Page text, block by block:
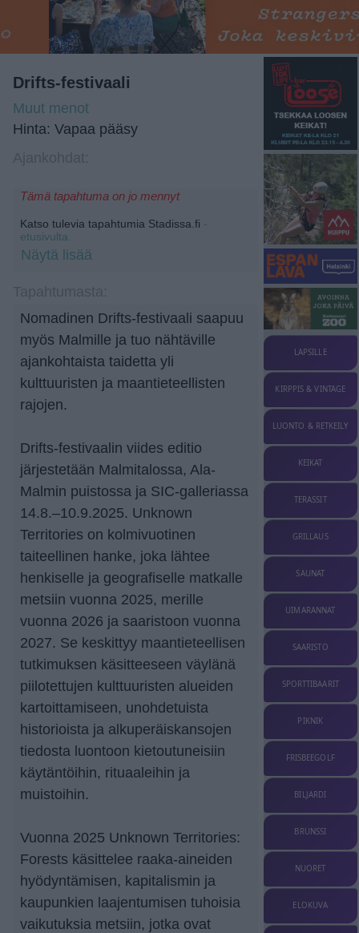
Drifts-festivaali
Muut menot
Hinta: Vapaa pääsy
Tämä tapahtuma on jo mennyt
Katso tulevia tapahtumia Stadissa.fi -
etusivulta.
Näytä lisää
Nomadinen Drifts-festivaali saapuu
myös Malmille ja tuo nähtäville
ajankohtaista taidetta yli
kulttuuristen ja maantieteellisten
rajojen.
Drifts-festivaalin viides editio
järjestetään Malmitalossa, Ala-
Malmin puistossa ja SIC-galleriassa
14.8.–10.9.2025. Unknown
Territories on kolmivuotinen
taiteellinen hanke, joka lähtee
henkiselle ja geografiselle matkalle
metsiin vuonna 2025, merille
vuonna 2026 ja saaristoon vuonna
2027. Se keskittyy maantieteellisen
tutkimuksen käsitteeseen väylänä
piilotettujen kulttuuristen alueiden
kartoittamiseen, unohdetuista
historioista ja alkuperäiskansojen
tiedosta luontoon kietoutuneisiin
käytäntöihin, rituaaleihin ja
muistoihin.
Vuonna 2025 Unknown Territories:
Forests käsittelee raaka-aineiden
hyödyntämisen, kapitalismin ja
kaupunkien laajentumisen tuhoisia
vaikutuksia metsiin, jotka ovat
LAPSILLE
KIRPPIS & VINTAGE
LUONTO & RETKEILY
KEIKAT
TERASSIT
GRILLAUS
SAUNAT
UIMARANNAT
SAARISTO
SPORTTIBAARIT
PIKNIK
FRISBEEGOLF
BILJARDI
BRUNSSI
NUORET
ELOKUVA